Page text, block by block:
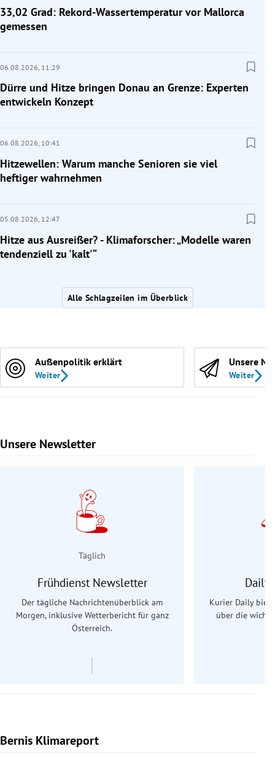
33,02 Grad: Rekord-Wassertemperatur vor Mallorca
gemessen
06.08.2026, 11:29
Dürre und Hitze bringen Donau an Grenze: Experten
entwickeln Konzept
06.08.2026, 10:41
Hitzewellen: Warum manche Senioren sie viel
heftiger wahrnehmen
05.08.2026, 12:47
Hitze aus Ausreißer? - Klimaforscher: „Modelle waren
tendenziell zu 'kalt'“
Alle Schlagzeilen im Überblick
Außenpolitik erklärt
Weiter
Unsere
Weiter
Unsere Newsletter
Slide 1 von 9
Täglich
Frühdienst Newsletter
Der tägliche Nachrichtenüberblick am
Morgen, inklusive Wetterbericht für ganz
Österreich.
Daily
Kurier Daily
über die
Bernis Klimareport